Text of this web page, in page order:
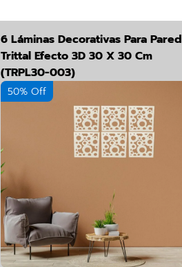
6 Láminas Decorativas Para Pared
Trittal Efecto 3D 30 X 30 Cm
(TRPL30-003)
50% Off